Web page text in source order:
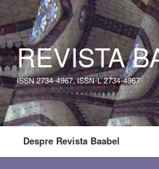
REVISTA
ISSN 2734-4967, ISSN-L 2734-4967
Despre Revista Baabel